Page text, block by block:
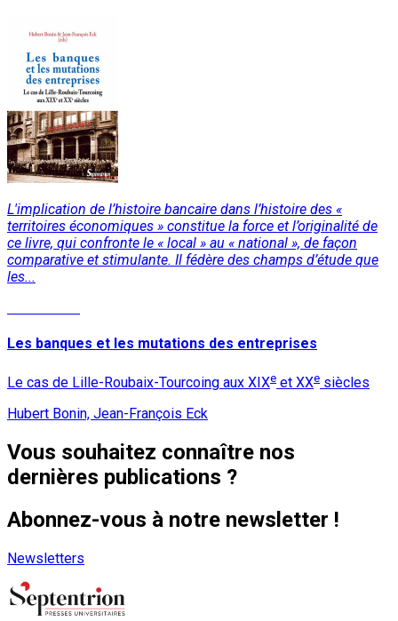
L'implication de l’histoire bancaire dans l’histoire des «
territoires économiques » constitue la force et l’originalité de
ce livre, qui confronte le « local » au « national », de façon
comparative et stimulante. Il fédère des champs d’étude que
les...
Les banques et les mutations des entreprises
Le cas de Lille-Roubaix-Tourcoing aux XIXe et XXe siècles
Hubert Bonin, Jean-François Eck
Vous souhaitez connaître nos
dernières publications ?
Abonnez-vous à notre newsletter !
Newsletters